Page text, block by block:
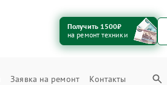
Получить 1500₽
на ремонт техники
Заявка на ремонт Контакты